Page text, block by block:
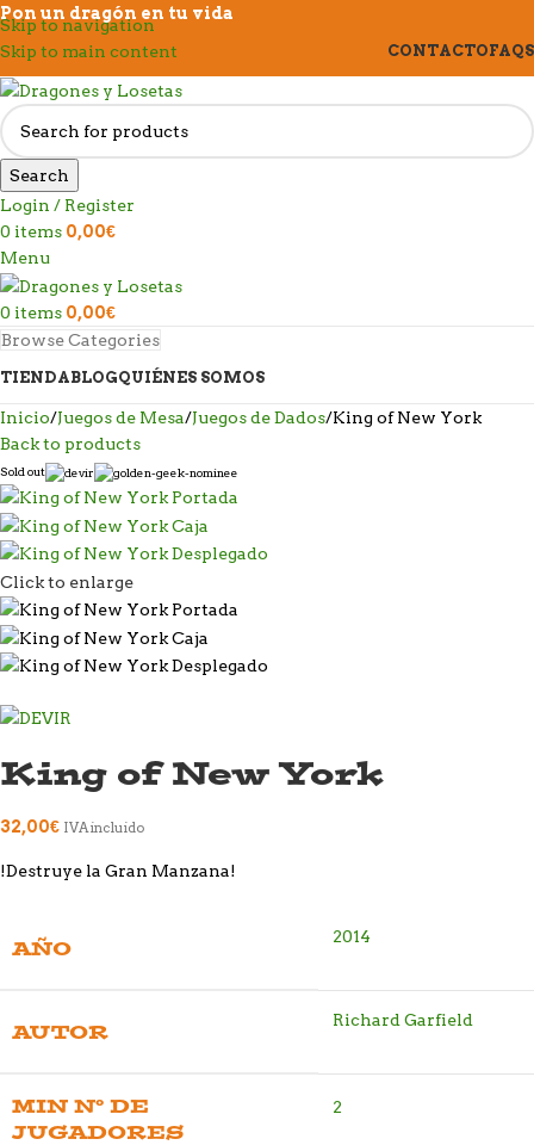
Skip to navigation
Skip to main content
Pon un dragón en tu vida
CONTACTOFAQS
Search
Login / Register
0 items 0,00€
Menu
0 items 0,00€
Browse Categories
TIENDABLOGQUIÉNES SOMOS
Inicio Juegos de Mesa Juegos de Dados King of New York
Back to products
Sold out
Click to enlarge
King of New York
32,00€ IVA incluido
!Destruye la Gran Manzana!
AÑO 2014
AUTOR Richard Garfield
MIN Nº DE
JUGADORES
2